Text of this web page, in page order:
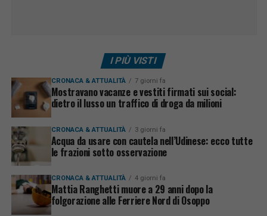
I PIÙ VISTI
CRONACA & ATTUALITÀ 7 giorni fa
Mostravano vacanze e vestiti firmati sui social:
dietro il lusso un traffico di droga da milioni
CRONACA & ATTUALITÀ 3 giorni fa
Acqua da usare con cautela nell’Udinese: ecco tutte
le frazioni sotto osservazione
CRONACA & ATTUALITÀ 4 giorni fa
Mattia Ranghetti muore a 29 anni dopo la
folgorazione alle Ferriere Nord di Osoppo